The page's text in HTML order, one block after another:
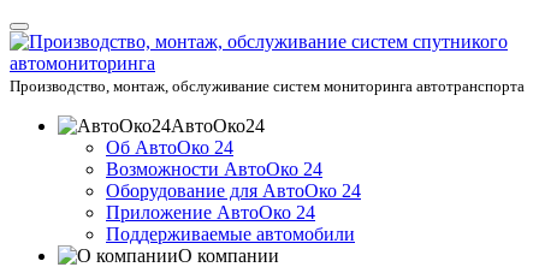
Производство, монтаж, обслуживание систем мониторинга автотранспорта
АвтоОко24
Об АвтоОко 24
Возможности АвтоОко 24
Оборудование для АвтоОко 24
Приложение АвтоОко 24
Поддерживаемые автомобили
О компании